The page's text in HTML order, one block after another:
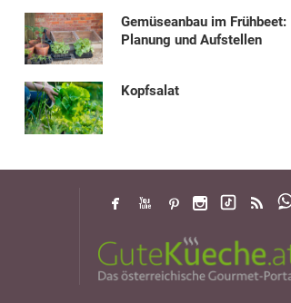
Gemüseanbau im Frühbeet:
Planung und Aufstellen
Kopfsalat